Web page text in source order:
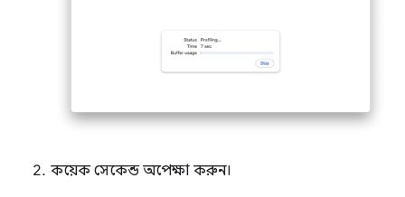
কয়েক সেকেন্ড অপেক্ষা করুন।